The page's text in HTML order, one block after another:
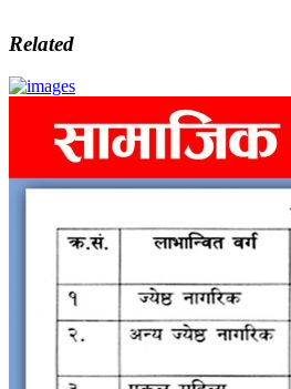
Related